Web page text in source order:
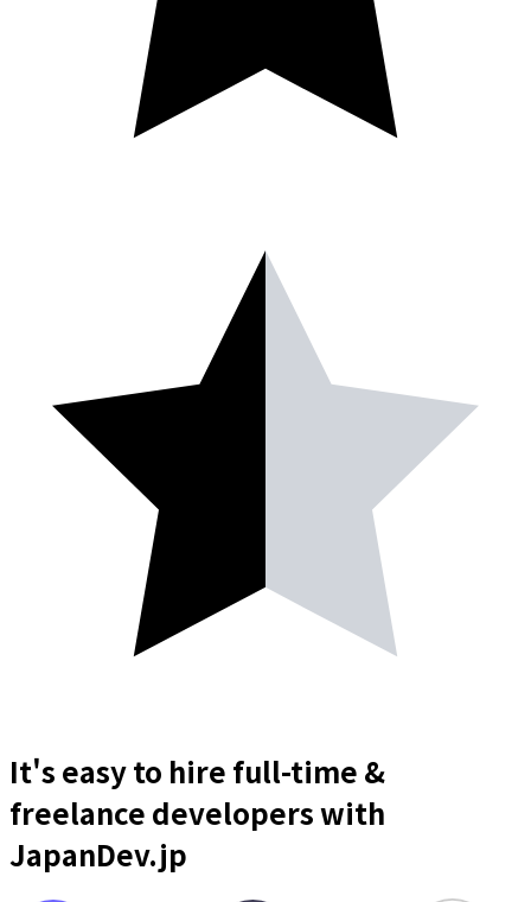
It's easy to hire full-time &
freelance developerswith
JapanDev.jp